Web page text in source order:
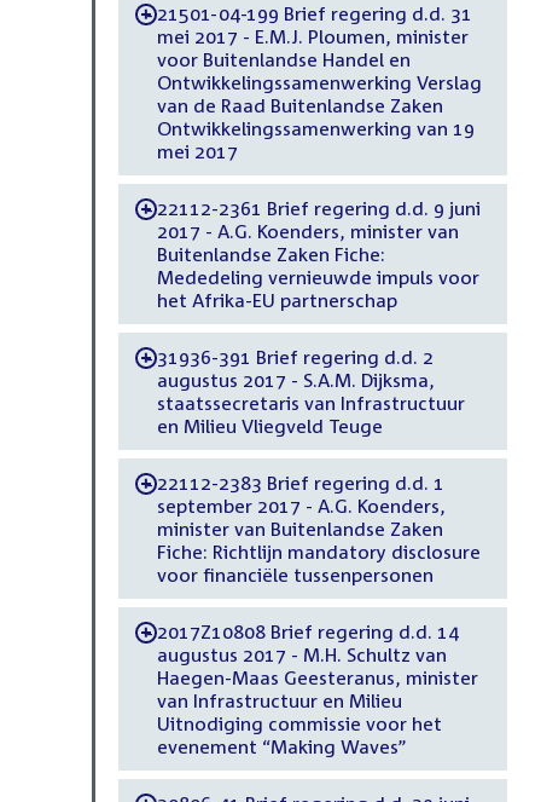
-21501-04-199 Brief regering d.d. 31
mei 2017 - E.M.J. Ploumen, minister
voor Buitenlandse Handel en
Ontwikkelingssamenwerking Verslag
van de Raad Buitenlandse Zaken
Ontwikkelingssamenwerking van 19
mei 2017
-22112-2361 Brief regering d.d. 9 juni
2017 - A.G. Koenders, minister van
Buitenlandse Zaken Fiche:
Mededeling vernieuwde impuls voor
het Afrika-EU partnerschap
-31936-391 Brief regering d.d. 2
augustus 2017 - S.A.M. Dijksma,
staatssecretaris van Infrastructuur
en Milieu Vliegveld Teuge
-22112-2383 Brief regering d.d. 1
september 2017 - A.G. Koenders,
minister van Buitenlandse Zaken
Fiche: Richtlijn mandatory disclosure
voor financiële tussenpersonen
-2017Z10808 Brief regering d.d. 14
augustus 2017 - M.H. Schultz van
Haegen-Maas Geesteranus, minister
van Infrastructuur en Milieu
Uitnodiging commissie voor het
evenement “Making Waves”